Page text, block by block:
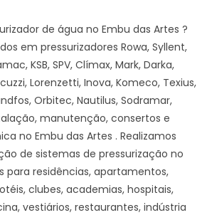
de água no Embu das Artes ?
em pressurizadores Rowa, Syllent,
KSB, SPV, Clímax, Mark, Darka,
Lorenzetti, Inova, Komeco, Texius,
Orbitec, Nautilus, Sodramar,
manutenção, consertos e
no Embu das Artes . Realizamos
de sistemas de pressurização no
para residências, apartamentos,
clubes, academias, hospitais,
vestiários, restaurantes, indústria